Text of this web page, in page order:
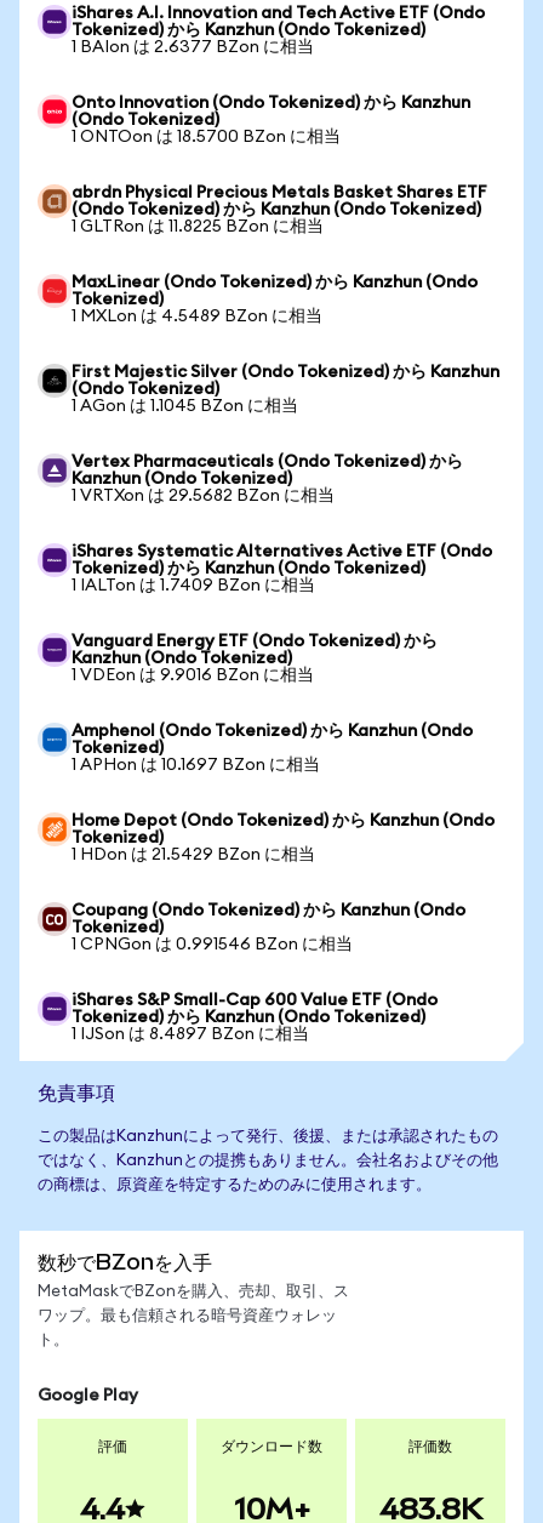
iShares A.I. Innovation and Tech Active ETF (Ondo
Tokenized) から Kanzhun (Ondo Tokenized)
1 BAIon は 2.6377 BZon に相当
Onto Innovation (Ondo Tokenized) から Kanzhun
(Ondo Tokenized)
1 ONTOon は 18.5700 BZon に相当
abrdn Physical Precious Metals Basket Shares ETF
(Ondo Tokenized) から Kanzhun (Ondo Tokenized)
1 GLTRon は 11.8225 BZon に相当
MaxLinear (Ondo Tokenized) から Kanzhun (Ondo
Tokenized)
1 MXLon は 4.5489 BZon に相当
First Majestic Silver (Ondo Tokenized) から Kanzhun
(Ondo Tokenized)
1 AGon は 1.1045 BZon に相当
Vertex Pharmaceuticals (Ondo Tokenized) から
Kanzhun (Ondo Tokenized)
1 VRTXon は 29.5682 BZon に相当
iShares Systematic Alternatives Active ETF (Ondo
Tokenized) から Kanzhun (Ondo Tokenized)
1 IALTon は 1.7409 BZon に相当
Vanguard Energy ETF (Ondo Tokenized) から
Kanzhun (Ondo Tokenized)
1 VDEon は 9.9016 BZon に相当
Amphenol (Ondo Tokenized) から Kanzhun (Ondo
Tokenized)
1 APHon は 10.1697 BZon に相当
Home Depot (Ondo Tokenized) から Kanzhun (Ondo
Tokenized)
1 HDon は 21.5429 BZon に相当
Coupang (Ondo Tokenized) から Kanzhun (Ondo
Tokenized)
1 CPNGon は 0.991546 BZon に相当
iShares S&P Small-Cap 600 Value ETF (Ondo
Tokenized) から Kanzhun (Ondo Tokenized)
1 IJSon は 8.4897 BZon に相当
免責事項
この製品はKanzhunによって発行、後援、または承認されたもの
ではなく、Kanzhunとの提携もありません。会社名およびその他
の商標は、原資産を特定するためのみに使用されます。
数秒でBZonを入手
MetaMaskでBZonを購入、売却、取引、ス
ワップ。最も信頼される暗号資産ウォレッ
ト。
Google Play
評価
4.4
ダウンロード数
10M+
評価数
483.8K